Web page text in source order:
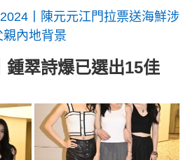
丨陳元元江門拉票送海鮮涉
內地背景
鍾翠詩爆已選出15佳